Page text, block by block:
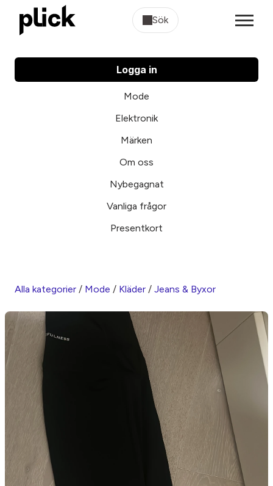
Sök
Logga in
Mode
Elektronik
Märken
Om oss
Nybegagnat
Vanliga frågor
Presentkort
Alla kategorier / Mode / Kläder / Jeans & Byxor